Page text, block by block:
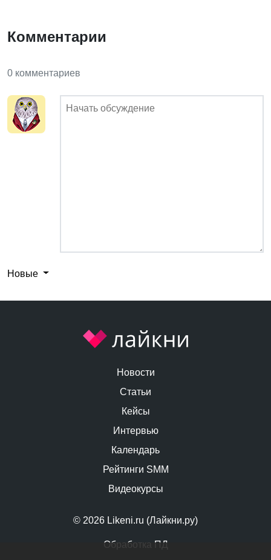
Комментарии
0 комментариев
Новые
© 2026 Likeni.ru (Лайкни.ру)
Обработка ПД
Новости
Статьи
Кейсы
Интервью
Календарь
Рейтинги SMM
Видеокурсы